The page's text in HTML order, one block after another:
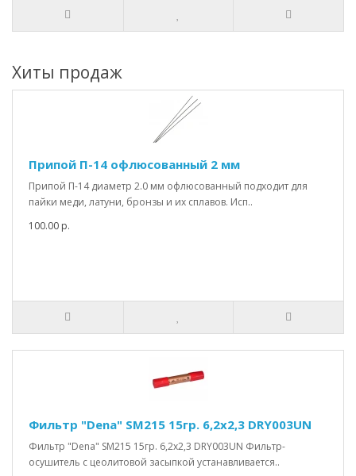
Хиты продаж
Припой П-14 офлюсованный 2 мм
Припой П-14 диаметр 2.0 мм офлюсованный подходит для
пайки меди, латуни, бронзы и их сплавов. Исп..
100.00 р.
Фильтр "Dena" SM215 15гр. 6,2х2,3 DRY003UN
Фильтр "Dena" SM215 15гр. 6,2х2,3 DRY003UN Фильтр-
осушитель с цеолитовой засыпкой устанавливается..